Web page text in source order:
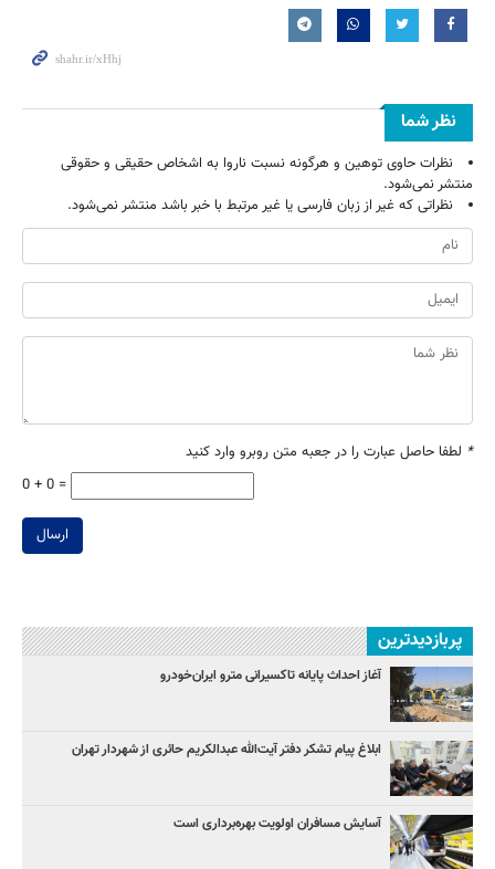
نظر شما
نظرات حاوی توهین و هرگونه نسبت ناروا به اشخاص حقیقی و حقوقی
منتشر نمی‌شود.
نظراتی که غیر از زبان فارسی یا غیر مرتبط با خبر باشد منتشر نمی‌شود.
* لطفا حاصل عبارت را در جعبه متن روبرو وارد کنید
0 + 0 =
ارسال
پربازدیدترین
آغاز احداث پایانه تاکسیرانی مترو ایران‌خودرو
ابلاغ پیام تشکر دفتر آیت‌الله عبدالکریم حائری از شهردار تهران
آسایش مسافران اولویت بهره‌برداری است